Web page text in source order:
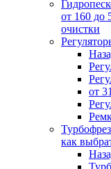
от 160 до
очистки
от
как